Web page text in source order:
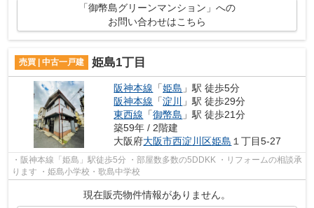
「御幣島グリーンマンション」への
お問い合わせはこちら
売買 | 中古一戸建 姫島1丁目
阪神本線 「姫島 」駅 徒歩5分
阪神本線 「淀川 」駅 徒歩29分
東西線 「御幣島 」駅 徒歩21分
築59年 / 2階建
大阪府大阪市西淀川区姫島 １丁目5-27
・阪神本線「姫島」駅徒歩5分 ・部屋数多数の5DDKK ・リフォームの相談承
ります ・姫島小学校・歌島中学校
現在販売物件情報がありません。